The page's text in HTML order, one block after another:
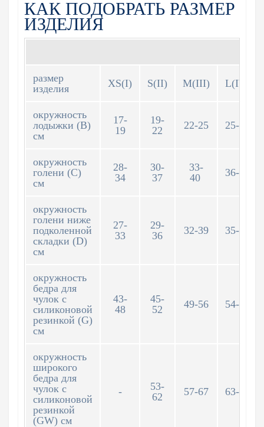
КАК ПОДОБРАТЬ РАЗМЕР
ИЗДЕЛИЯ
размер
изделия
XS(I) S(II) M(III) L(IV)
окружность
лодыжки (B)
см
17-
19
19-
22
22-25 25-28
окружность
голени (C)
см
28-
34
30-
37
33-
40
36-44
окружность
голени ниже
подколенной
складки (D)
см
27-
33
29-
36
32-39 35-43
окружность
бедра для
чулок с
силиконовой
резинкой (G)
см
43-
48
45-
52
49-56 54-62
окружность
широкого
бедра для
чулок с
силиконовой
резинкой
(GW) см
-
53-
62
57-67 63-74